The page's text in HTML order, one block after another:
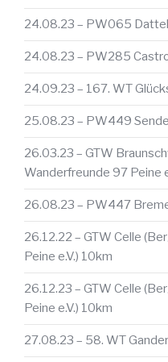
24.08.23 – PW065
24.08.23 – PW285
24.09.23 – 167. WT
25.08.23 – PW449
26.03.23 – GTW
Wanderfreunde 97 Peine
26.08.23 – PW447
26.12.22 – GTW Celle
Peine e.V.) 10km
26.12.23 – GTW Celle
Peine e.V.) 10km
27.08.23 – 58. WT